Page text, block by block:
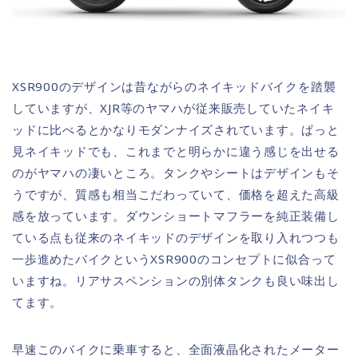
XSR900のデザインは昔ながらのネイキッドバイクを踏襲
していますが、XJR等のヤマハが従来販売していたネイキ
ッドに比べるとかなりモダンナイズされています。ぱっと
見ネイキッドでも、これまでと明らかに違う感じを出せる
のがヤマハの凄いところ。タンクやシートはデザインもそ
うですが、質感も相当こだわっていて、価格を超えた高級
感を放っています。ダウンショートマフラーを純正装備し
ている点も従来のネイキッドのデザインを取り入れつつも
一歩進めたバイクというXSR900のコンセプトに似合って
いますね。リアサスペンションの別体タンクも良い味出し
てます。
早速このバイクに乗車すると、全面液晶化されたメーター